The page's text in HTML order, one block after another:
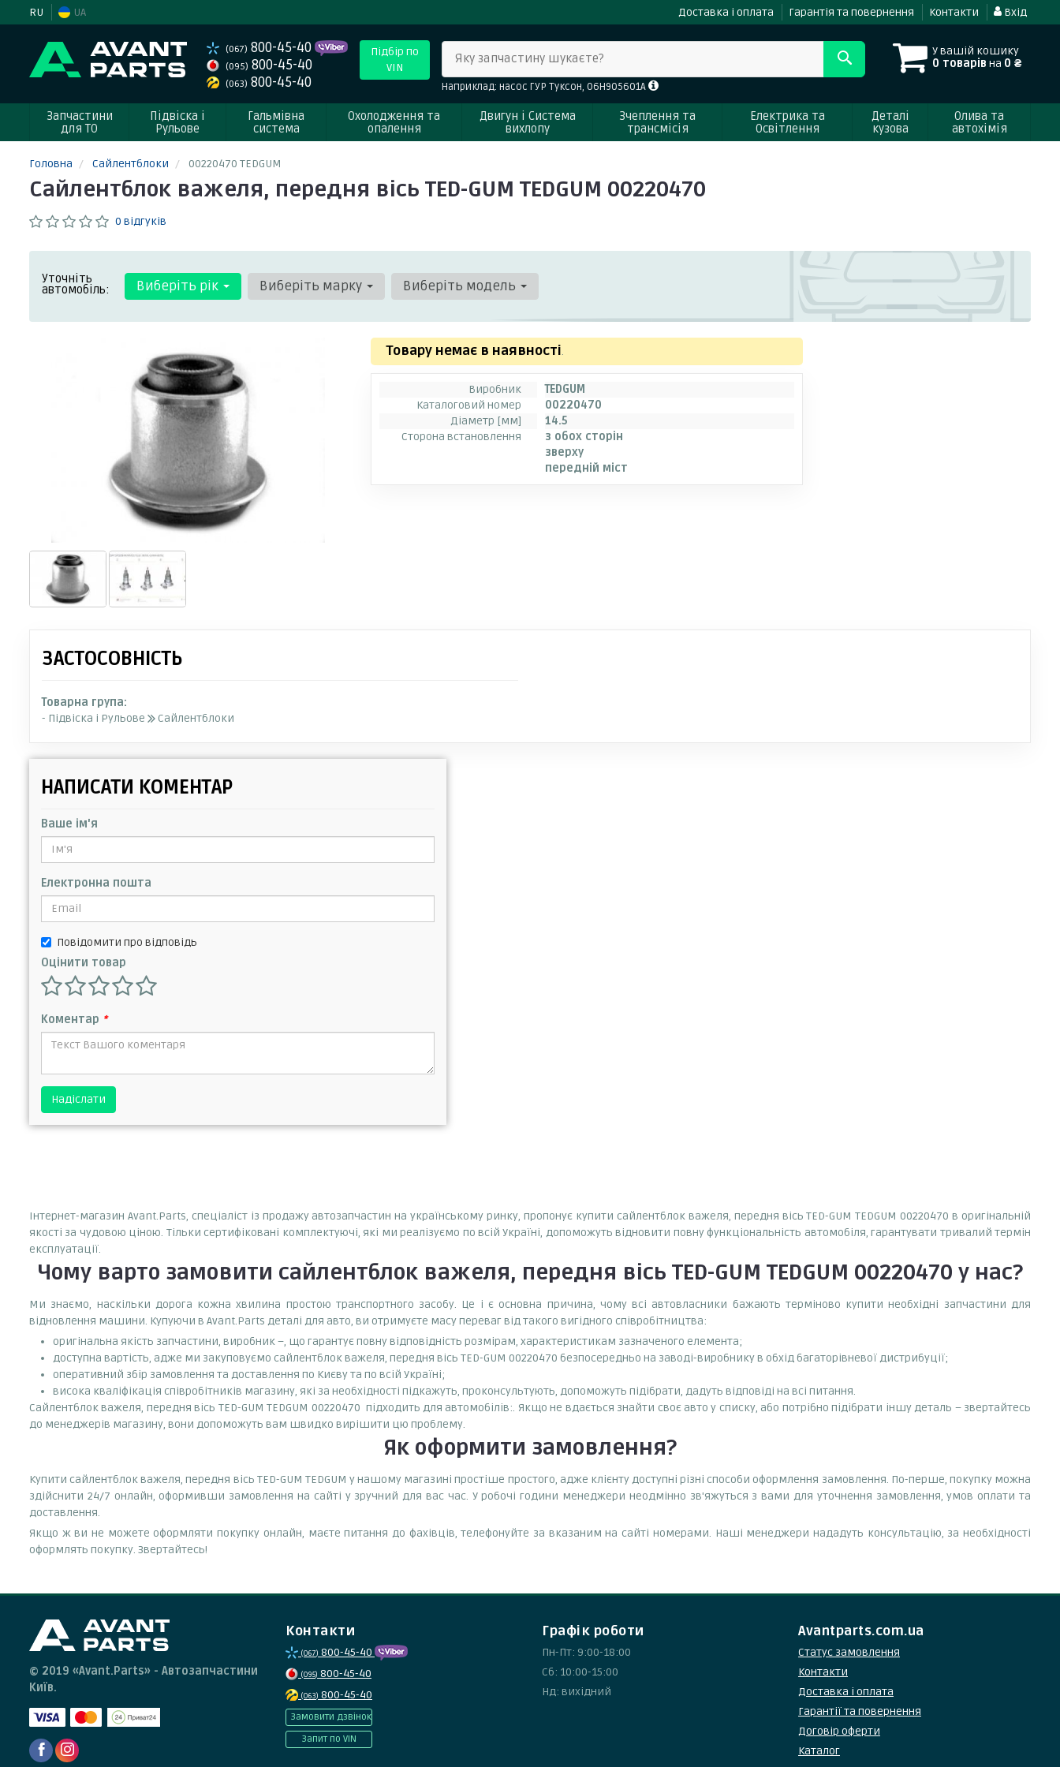
RU UA Доставка і оплата Гарантія та повернення Контакти Вхід
(067) 800-45-40
(095) 800-45-40
(063) 800-45-40
Підбір по
VIN
У вашій кошику
0 товарів на 0 ₴
Яку запчастину шукаєте?
Наприклад: насос ГУР Туксон, 06H905601A
Запчастини
для ТО
Підвіска і
Рульове
Гальмівна
система
Охолодження та
опалення
Двигун і Система
вихлопу
Зчеплення та
трансмісія
Електрика та
Освітлення
Деталі
кузова
Олива та
автохімія
Головна Сайлентблоки 00220470 TEDGUM
Сайлентблок важеля, передня вісь TED-GUM TEDGUM 00220470
0 відгуків
Уточніть
автомобіль: Виберіть рік Виберіть марку Виберіть модель
Товару немає в наявності.
Виробник
TEDGUM
Каталоговий номер
00220470
Діаметр [мм]
14.5
Сторона встановлення
з обох сторін
зверху
передній міст
ЗАСТОСОВНІСТЬ
Товарна група:
- Підвіска і Рульове
Сайлентблоки
НАПИСАТИ КОМЕНТАР
Ваше ім'я
Електронна пошта
Повідомити про відповідь
Оцінити товар
Коментар *
Надіслати
Інтернет-магазин Avant.Parts, спеціаліст із продажу автозапчастин на українському ринку, пропонує купити сайлентблок важеля, передня вісь TED-GUM TEDGUM 00220470 в оригінальній
якості за чудовою ціною. Тільки сертифіковані комплектуючі, які ми реалізуємо по всій Україні, допоможуть відновити повну функціональність автомобіля, гарантувати тривалий термін
експлуатації.
Чому варто замовити сайлентблок важеля, передня вісь TED-GUM TEDGUM 00220470 у нас?
Ми знаємо, наскільки дорога кожна хвилина простою транспортного засобу. Це і є основна причина, чому всі автовласники бажають терміново купити необхідні запчастини для
відновлення машини. Купуючи в Avant.Parts деталі для авто, ви отримуєте масу переваг від такого вигідного співробітництва:
оригінальна якість запчастини, виробник –, що гарантує повну відповідність розмірам, характеристикам зазначеного елемента;
доступна вартість, адже ми закуповуємо сайлентблок важеля, передня вісь TED-GUM 00220470 безпосередньо на заводі-виробнику в обхід багаторівневої дистрибуції;
оперативний збір замовлення та доставлення по Києву та по всій Україні;
висока кваліфікація співробітників магазину, які за необхідності підкажуть, проконсультують, допоможуть підібрати, дадуть відповіді на всі питання.
Сайлентблок важеля, передня вісь TED-GUM TEDGUM 00220470 підходить для автомобілів:. Якщо не вдається знайти своє авто у списку, або потрібно підібрати іншу деталь – звертайтесь
до менеджерів магазину, вони допоможуть вам швидко вирішити цю проблему.
Як оформити замовлення?
Купити сайлентблок важеля, передня вісь TED-GUM TEDGUM у нашому магазині простіше простого, адже клієнту доступні різні способи оформлення замовлення. По-перше, покупку можна
здійснити 24/7 онлайн, оформивши замовлення на сайті у зручний для вас час. У робочі години менеджери неодмінно зв'яжуться з вами для уточнення замовлення, умов оплати та
доставлення.
Якщо ж ви не можете оформляти покупку онлайн, маєте питання до фахівців, телефонуйте за вказаним на сайті номерами. Наші менеджери нададуть консультацію, за необхідності
оформлять покупку. Звертайтесь!
© 2019 «Avant.Parts» - Автозапчастини
Київ.
Контакти
(067) 800-45-40
(095) 800-45-40
(063) 800-45-40
Замовити дзвінок
Запит по VIN
Графік роботи
Пн-Пт: 9:00-18:00
Сб: 10:00-15:00
Нд: вихідний
Avantparts.com.ua
Статус замовлення
Контакти
Доставка і оплата
Гарантії та повернення
Договір оферти
Каталог